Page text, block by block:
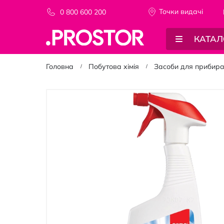
0 800 600 200 Точки видачi
Головна Побутова хімія Засоби для